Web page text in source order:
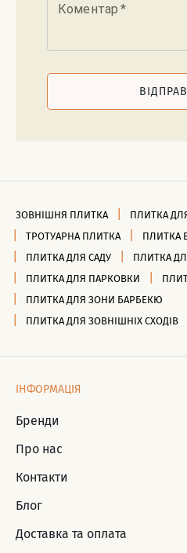
Коментар *
ЗОВНІШНЯ ПЛИТКА
ПЛИТКА
ТРОТУАРНА ПЛИТКА
ПЛИТКА
ПЛИТКА ДЛЯ САДУ
ПЛИТКА
ПЛИТКА ДЛЯ ПАРКОВКИ
ПЛИТКА ДЛЯ ЗОНИ БАРБЕКЮ
ПЛИТКА ДЛЯ ЗОВНІШНІХ СХОДІВ
ІНФОРМАЦІЯ
Бренди
Про нас
Контакти
Блог
Доставка та оплата